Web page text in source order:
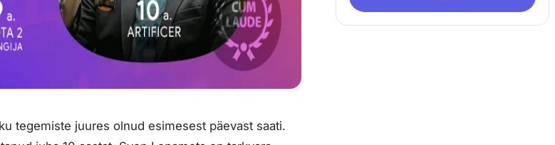
tegemiste juures olnud esimesest päevast saati.